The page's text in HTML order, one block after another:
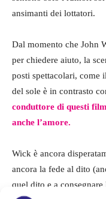
ansimanti dei lottatori.
Dal momento che John
per chiedere aiuto, la
posti spettacolari, come
del sole è in contrasto
conduttore di questi
anche l’amore.
Wick è ancora
ancora la fede al dito
quel dito e a